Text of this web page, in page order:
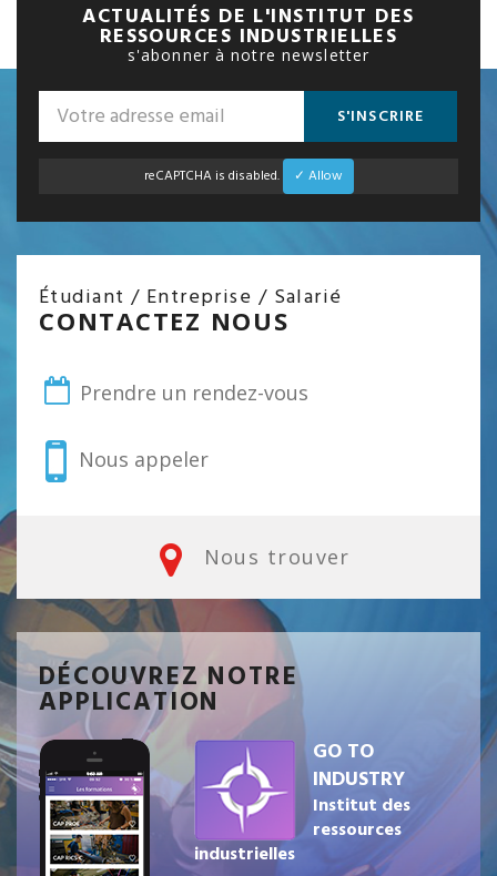
ACTUALITÉS DE L'INSTITUT DES
RESSOURCES INDUSTRIELLES
s'abonner à notre newsletter
S'INSCRIRE
reCAPTCHA is disabled. ✓ Allow
Étudiant / Entreprise / Salarié
CONTACTEZ NOUS
Prendre un rendez-vous
Nous appeler
Nous trouver
DÉCOUVREZ NOTRE
APPLICATION
GO TO
INDUSTRY
Institut des
ressources
industrielles